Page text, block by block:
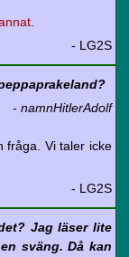
- LG2S
- namnHitlerAdolf
fråga. Vi taler icke
- LG2S
Jag läser lite
sväng. Då kan